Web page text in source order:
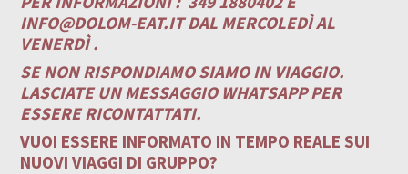
INFO@DOLOM-EAT.ITDAL MERCOLEDÌ AL
VENERDÌ .
SE NON RISPONDIAMO SIAMO IN VIAGGIO.
LASCIATE UN MESSAGGIO WHATSAPP PER
ESSERE RICONTATTATI.
VUOI ESSERE INFORMATO IN TEMPO REALE SUI
NUOVI VIAGGI DI GRUPPO?